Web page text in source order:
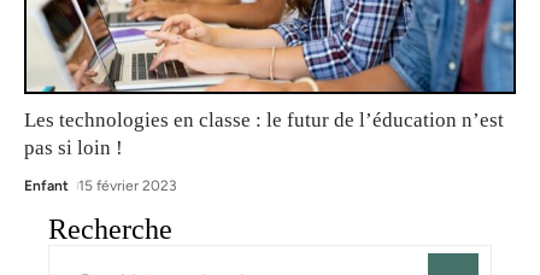
Les technologies en classe : le futur de l’éducation n’est
pas si loin !
Enfant 15 février 2023
Recherche